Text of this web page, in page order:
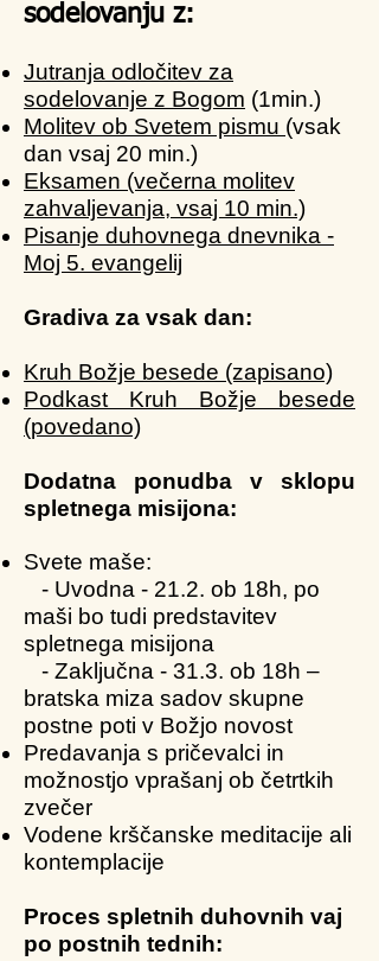
sodelovanju z:
Jutranja odločitev za
sodelovanje z Bogom (1min.)
Molitev ob Svetem pismu (vsak
dan vsaj 20 min.)
Eksamen (večerna molitev
zahvaljevanja, vsaj 10 min.)
Pisanje duhovnega dnevnika -
Moj 5. evangelij
Gradiva za vsak dan:
Kruh Božje besede (zapisano)
Podkast Kruh Božje besede
(povedano)
Dodatna ponudba v sklopu
spletnega misijona:
Svete maše:
- Uvodna - 21.2. ob 18h, po
maši bo tudi predstavitev
spletnega misijona
- Zaključna - 31.3. ob 18h –
bratska miza sadov skupne
postne poti v Božjo novost
Predavanja s pričevalci in
možnostjo vprašanj ob četrtkih
zvečer
Vodene krščanske meditacije ali
kontemplacije
Proces spletnih duhovnih vaj
po postnih tednih: